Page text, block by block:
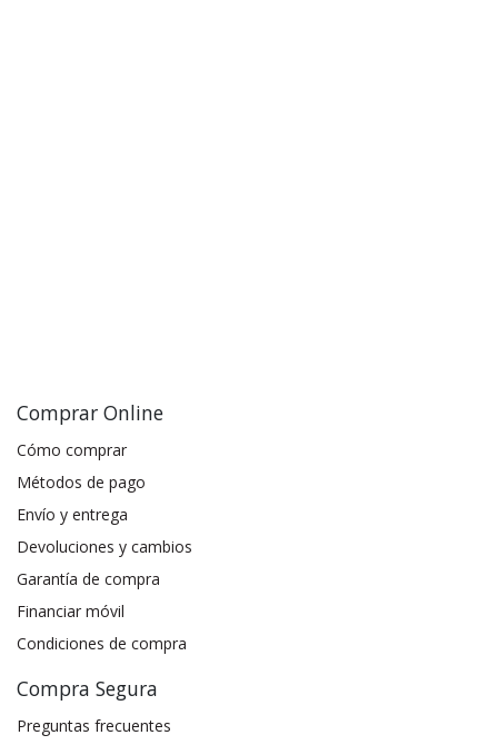
Comprar Online
Cómo comprar
Métodos de pago
Envío y entrega
Devoluciones y cambios
Garantía de compra
Financiar móvil
Condiciones de compra
Compra Segura
Preguntas frecuentes